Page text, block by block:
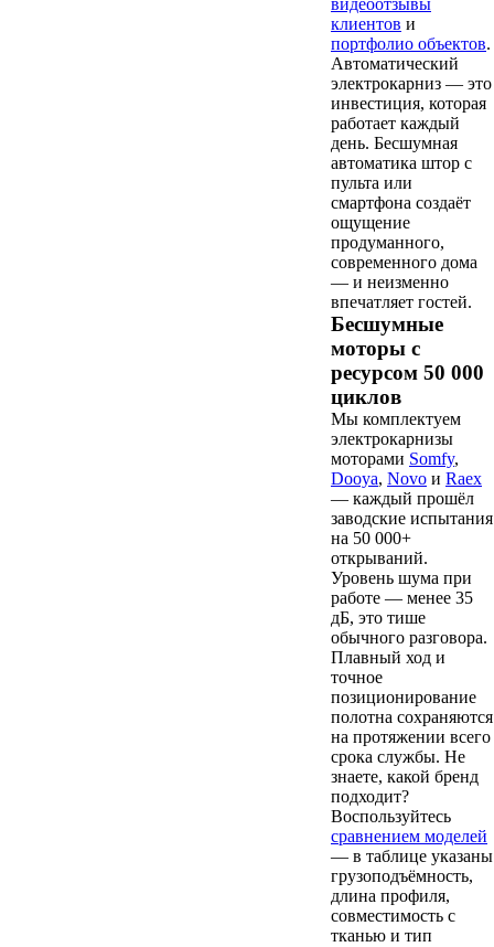
видеоотзывы
клиентов и
портфолио объектов.
Автоматический
электрокарниз — это
инвестиция, которая
работает каждый
день. Бесшумная
автоматика штор с
пульта или
смартфона создаёт
ощущение
продуманного,
современного дома
— и неизменно
впечатляет гостей.
Бесшумные
моторы с
ресурсом 50 000
циклов
Мы комплектуем
электрокарнизы
моторами Somfy,
Dooya, Novo и Raex
— каждый прошёл
заводские испытания
на 50 000+
открываний.
Уровень шума при
работе — менее 35
дБ, это тише
обычного разговора.
Плавный ход и
точное
позиционирование
полотна сохраняются
на протяжении всего
срока службы. Не
знаете, какой бренд
подходит?
Воспользуйтесь
сравнением моделей
— в таблице указаны
грузоподъёмность,
длина профиля,
совместимость с
тканью и тип